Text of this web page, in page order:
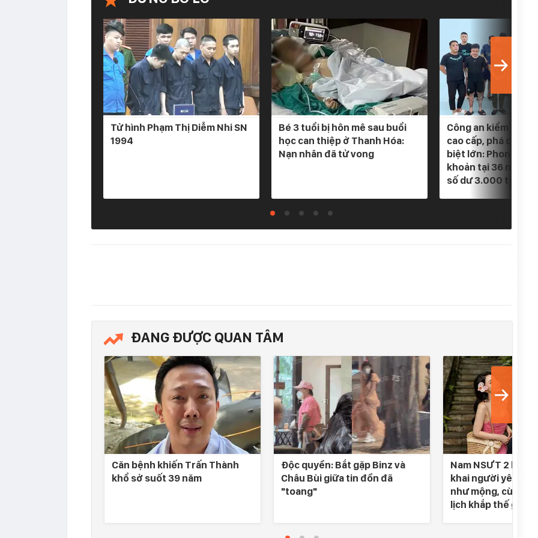
Tử hình Phạm Thị Diễm Nhi SN
1994
Bé 3 tuổi bị hôn mê sau buổi
học can thiệp ở Thanh Hóa:
Nạn nhân đã tử vong
Công an kiểm tra 5
cao cấp, phá
biệt lớn: Phong tỏa
khoản tại 36 ngân
số dư 3.000 tỷ
ĐANG ĐƯỢC QUAN TÂM
Căn bệnh khiến Trấn Thành
khổ sở suốt 39 năm
Độc quyền: Bắt gặp Binz và
Châu Bùi giữa tin đồn đã
"toang"
Nam NSƯT 2 lần
khai người yêu SN
như mộng, cùng
lịch khắp thế gian